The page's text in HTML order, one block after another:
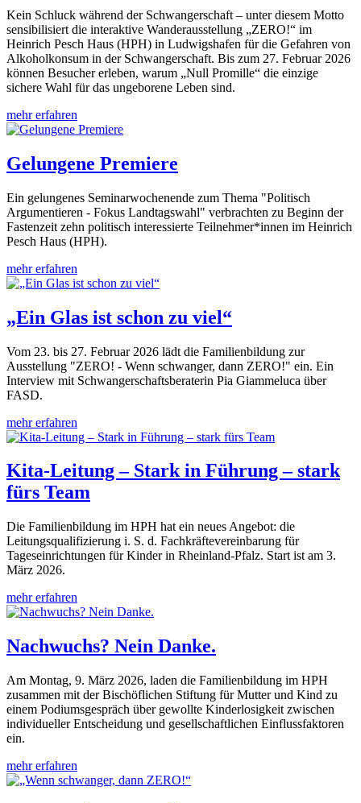
Kein Schluck während der Schwangerschaft – unter diesem Motto
sensibilisiert die interaktive Wanderausstellung „ZERO!“ im
Heinrich Pesch Haus (HPH) in Ludwigshafen für die Gefahren von
Alkoholkonsum in der Schwangerschaft. Bis zum 27. Februar 2026
können Besucher erleben, warum „Null Promille“ die einzige
sichere Wahl für das ungeborene Leben sind.
mehr erfahren
Gelungene Premiere
Ein gelungenes Seminarwochenende zum Thema "Politisch
Argumentieren - Fokus Landtagswahl" verbrachten zu Beginn der
Fastenzeit zehn politisch interessierte Teilnehmer*innen im Heinrich
Pesch Haus (HPH).
mehr erfahren
„Ein Glas ist schon zu viel“
Vom 23. bis 27. Februar 2026 lädt die Familienbildung zur
Ausstellung "ZERO! - Wenn schwanger, dann ZERO!" ein. Ein
Interview mit Schwangerschaftsberaterin Pia Giammeluca über
FASD.
mehr erfahren
Kita-Leitung – Stark in Führung – stark
fürs Team
Die Familienbildung im HPH hat ein neues Angebot: die
Leitungsqualifizierung i. S. d. Fachkräftevereinbarung für
Tageseinrichtungen für Kinder in Rheinland-Pfalz. Start ist am 3.
März 2026.
mehr erfahren
Nachwuchs? Nein Danke.
Am Montag, 9. März 2026, laden die Familienbildung im HPH
zusammen mit der Bischöflichen Stiftung für Mutter und Kind zu
einem Podiumsgespräch über gewollte Kinderlosigkeit zwischen
individueller Entscheidung und gesellschaftlichen Einflussfaktoren
ein.
mehr erfahren